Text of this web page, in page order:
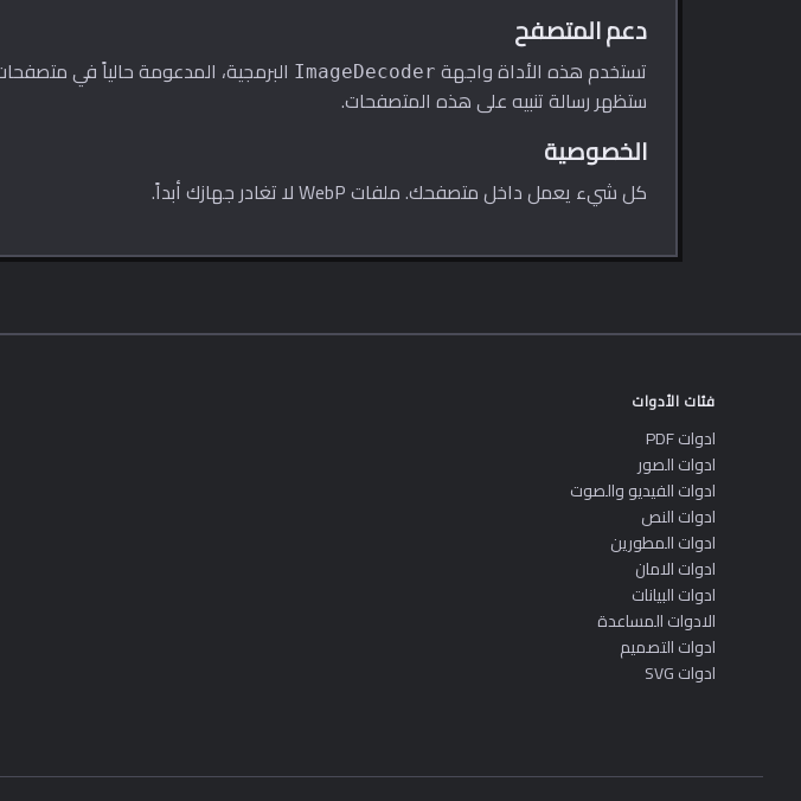
دعم المتصفح
تستخدم هذه الأداة واجهة ImageDecoder
ستظهر رسالة تنبيه على هذه المتصفحات.
الخصوصية
كل شيء يعمل داخل متصفحك. ملفات WebP لا تغادر جهازك أبداً.
فئات الأدوات
ادوات PDF
ادوات الصور
ادوات الفيديو والصوت
ادوات النص
ادوات المطورين
ادوات الامان
ادوات البيانات
الادوات المساعدة
ادوات التصميم
ادوات SVG